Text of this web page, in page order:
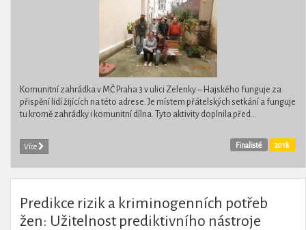
Komunitní zahrádka v MČ Praha 3 v ulici Zelenky – Hajského funguje za
přispění lidí žijících na této adrese. Je místem přátelských setkání a funguje
tu kromě zahrádky i komunitní dílna. Tyto aktivity doplnila před...
Více 2018
Finalisté
Predikce rizik a kriminogenních potřeb
žen: Užitelnost prediktivního nástroje